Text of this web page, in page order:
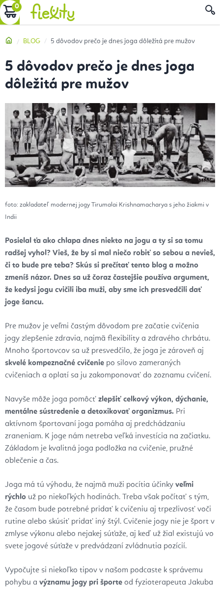
Prejsť
na
NÁKUPNÝ
Domov
BLOG 5 dôvodov prečo je dnes joga dôležitá pre mužov
5 dôvodov prečo je dnes joga
dôležitá pre mužov
foto: zakladateľ modernej jogy Tirumalai Krishnamacharya s jeho žiakmi v
Indii
Posielal ťa ako chlapa dnes niekto na jogu a ty si sa tomu
radšej vyhol? Vieš, že by si mal niečo robiť so sebou a nevieš,
či to bude pre teba? Skús si prečítať tento blog a možno
zmeníš názor. Dnes sa už čoraz častejšie používa argument,
že kedysi jogu cvičili iba muži, aby sme ich presvedčili dať
joge šancu.
Pre mužov je veľmi častým dôvodom pre začatie cvičenia
jogy zlepšenie zdravia, najmä flexibility a zdravého chrbátu.
Mnoho športovcov sa už presvedčilo, že joga je zároveň aj
skvelé kompeznačné cvičenie po silovo zameraných
cvičeniach a oplatí sa ju zakomponovať do zoznamu cvičení.
Navyše môže joga pomôcť zlepšiť celkový výkon, dýchanie,
mentálne sústredenie a detoxikovať organizmus. Pri
aktívnom športovaní joga pomáha aj predchádzaniu
zraneniam. K joge nám netreba veľká investícia na začiatku.
Základom je kvalitná joga podložka na cvičenie, pružné
oblečenie a čas.
Joga má tú výhodu, že najmä muži pocítia účinky veľmi
rýchlo už po niekoľkých hodinách. Treba však počítať s tým,
že časom bude potrebné pridať k cvičeniu aj trpezlivosť voči
rutine alebo skúsiť pridať iný štýl. Cvičenie jogy nie je šport v
zmlyse výkonu alebo nejakej súťaže, aj keď už žial existujú vo
svete jogové súťaže v predvádzaní zvládnutia pozícií.
Vypočujte si niekoľko tipov v našom podcaste k správemu
pohybu a významu jogy pri športe od fyzioterapeuta Jakuba